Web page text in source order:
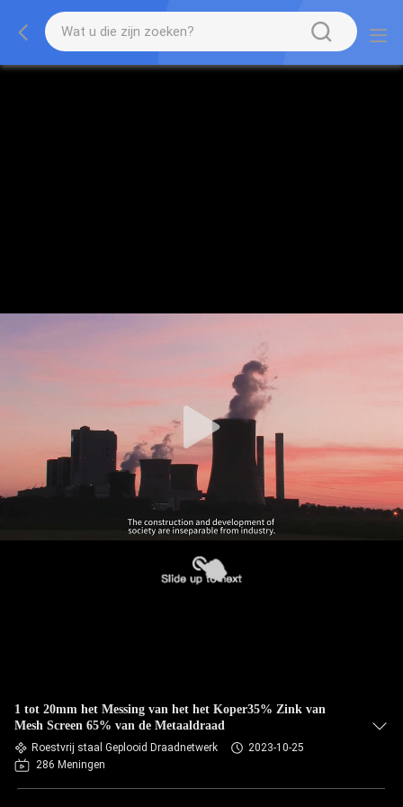
1 tot 20mm het Messing van het het Koper35% Zink van
Mesh Screen 65% van de Metaaldraad
Roestvrij staal Geplooid Draadnetwerk
2023-10-25
286 Meningen